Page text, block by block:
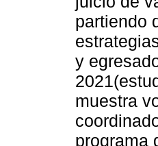
partiendo
y
muestra
programa